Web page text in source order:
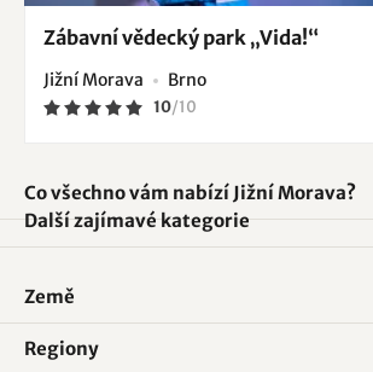
Zábavní vědecký park „Vida!“
Jižní Morava Brno
10/10
Co všechno vám nabízí Jižní Morava?
Další zajímavé kategorie
Země
Regiony